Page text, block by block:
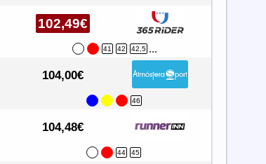
102,49€
41 42 42,5 ...
104,00€
46
104,48€
44 45